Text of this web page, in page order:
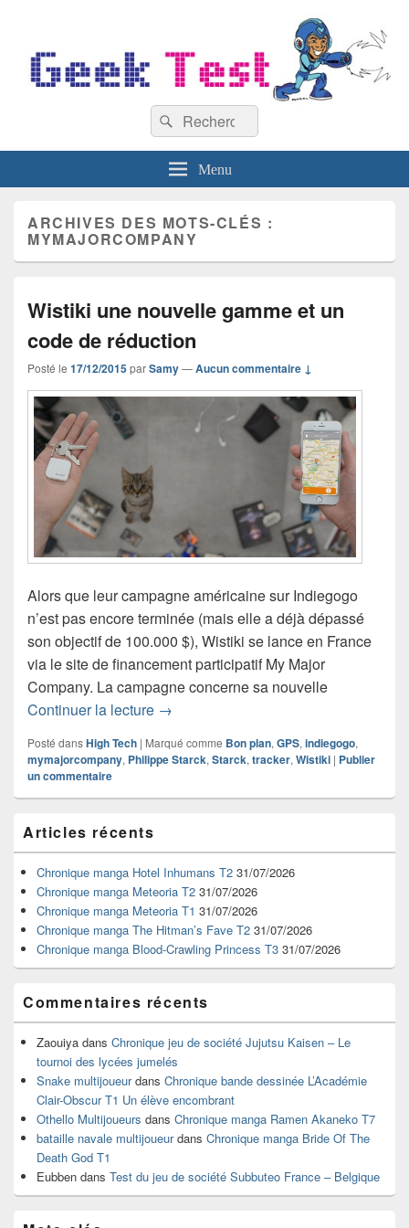
Recherche :
Rechercher
Menu
ARCHIVES DES MOTS-CLÉS :
MYMAJORCOMPANY
Wistiki une nouvelle gamme et un
code de réduction
Posté le 17/12/2015parSamy—Aucun commentaire ↓
Alors que leur campagne américaine sur Indiegogo
n’est pas encore terminée (mais elle a déjà dépassé
son objectif de 100.000 $), Wistiki se lance en France
via le site de financement participatif My Major
Company. La campagne concerne sa nouvelle
Continuer la lecture Wistiki une nouvelle gamme et un
→
Posté dansHigh Tech | Marqué comme Bon plan, GPS, indiegogo,
mymajorcompany, Philippe Starck, Starck, tracker, Wistiki | Publier
un commentaire
principale
de
widget
pour
barre
latérale
Articles récents
Chronique manga Hotel Inhumans T2 31/07/2026
Chronique manga Meteoria T2 31/07/2026
Chronique manga Meteoria T1 31/07/2026
Chronique manga The Hitman’s Fave T2 31/07/2026
Chronique manga Blood-Crawling Princess T3 31/07/2026
Commentaires récents
Zaouiya dans Chronique jeu de société Jujutsu Kaisen – Le
tournoi des lycées jumelés
Snake multijoueurdans Chronique bande dessinée L’Académie
Clair-Obscur T1 Un élève encombrant
Othello Multijoueurs dans Chronique manga Ramen Akaneko T7
bataille navale multijoueurdans Chronique manga Bride Of The
Death God T1
Eubben dans Test du jeu de société Subbuteo France – Belgique